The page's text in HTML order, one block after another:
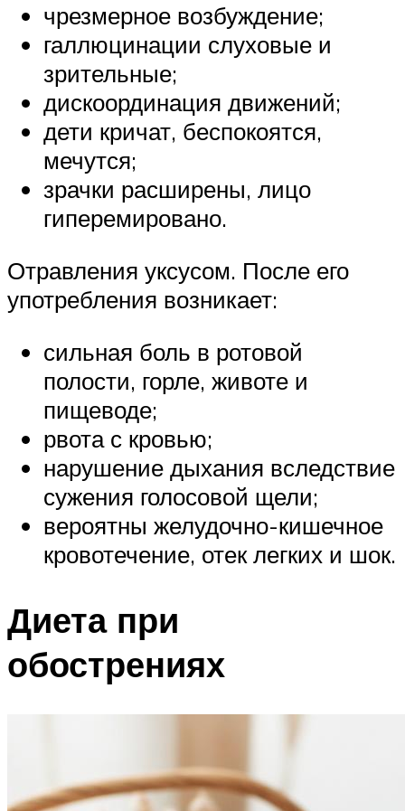
чрезмерное возбуждение;
галлюцинации слуховые и
зрительные;
дискоординация движений;
дети кричат, беспокоятся,
мечутся;
зрачки расширены, лицо
гиперемировано.
Отравления уксусом. После его
употребления возникает:
сильная боль в ротовой
полости, горле, животе и
пищеводе;
рвота с кровью;
нарушение дыхания вследствие
сужения голосовой щели;
вероятны желудочно-кишечное
кровотечение, отек легких и шок.
Диета при
обострениях